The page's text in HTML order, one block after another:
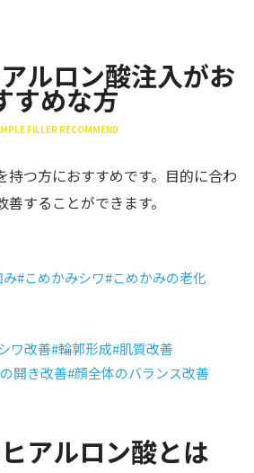
ルロン酸注入がお
すめな方
FILLER RECOMMEND
持つ方におすすめです。目的に合わ
することができます。
み#こめかみシワ#こめかみの老化
ワ改善#輪郭形成#肌質改善
開き改善#顔全体のバランス改善
アルロン酸とは